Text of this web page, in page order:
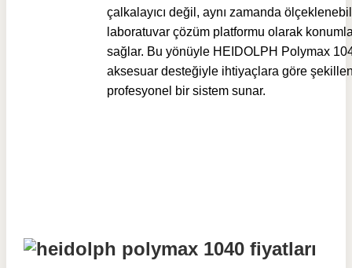
çalkalayıcı değil, aynı zamanda
laboratuvar çözüm platformu olarak
sağlar. Bu yönüyle HEIDOLPH Polymax
aksesuar desteğiyle ihtiyaçlara göre
profesyonel bir sistem sunar.